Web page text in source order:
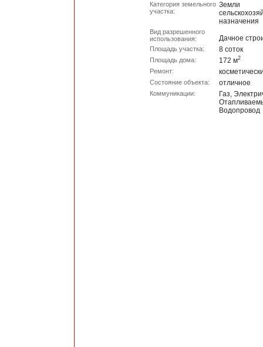
Категория земельного
участка:
Земли
назначения
Вид разрешенного
использования:
Дачное
Площадь участка: 8 соток
Площадь дома: 172 м2
Ремонт:
Состояние объекта: отличное
Коммуникации:
Газ,
Водопровод